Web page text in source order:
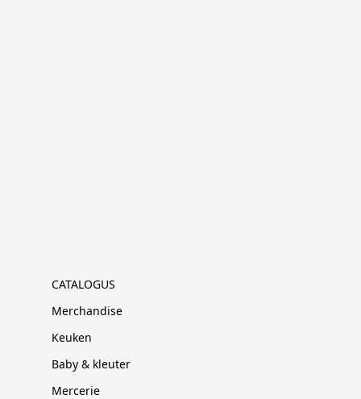
CATALOGUS
Merchandise
Keuken
Baby & kleuter
Mercerie